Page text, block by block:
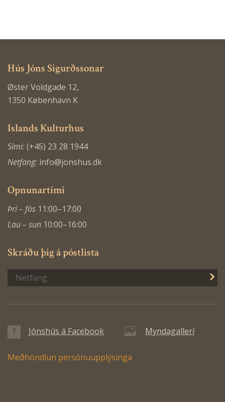
Hús Jóns Sigurðssonar
Øster Voldgade 12,
1350 København K
Islands Kulturhus
Sími:(+45) 23 28 1944
Netfang: info@jonshus.dk
Opnunartími
Þri – fös 11:00–17:00
Lau – sun 10:00–16:00
Skráðu þig á póstlista
Jónshús á Facebook Myndagallerí
Meðhöndlun persónuupplýsinga